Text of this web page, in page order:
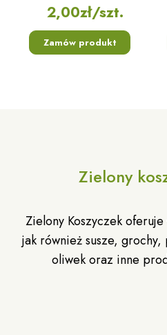
2,00zł/szt.
Zamów produkt
Zielony
Zielony Koszyczek
jak również susze,
oliwek oraz inne